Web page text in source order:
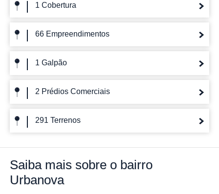
1 Cobertura
66 Empreendimentos
1 Galpão
2 Prédios Comerciais
291 Terrenos
Saiba mais sobre o bairro
Urbanova